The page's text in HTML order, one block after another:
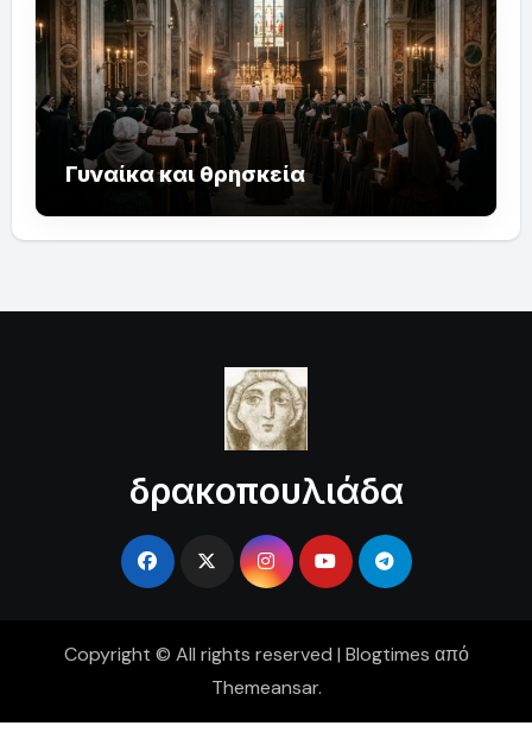
Γυναίκα και θρησκεία
δρακοπουλιάδα
Copyright © All rights reserved | Blogtimes από
Themeansar.